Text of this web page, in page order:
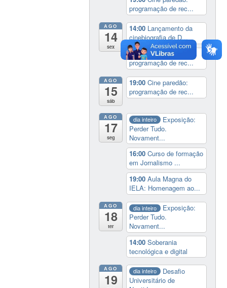
programação de rec...
AGO
14
sex
14:00 Lançamento da
cinebiografia de D...
19:00 Cine paredão:
programação de rec...
AGO
15
sáb
19:00Cine paredão:
programação de rec...
AGO
17
seg
dia inteiro
Exposição:
Perder Tudo.
Novament...
16:00Curso de formação
em Jornalismo ...
19:00Aula Magna do
IELA: Homenagem ao...
AGO
18
ter
dia inteiro
Exposição:
Perder Tudo.
Novament...
14:00Soberania
tecnológica e digital
AGO
19
dia inteiro
Desafio
Universitário de